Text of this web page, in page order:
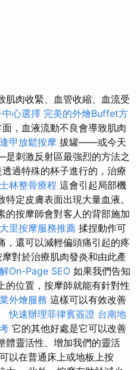
肌肉收緊、血管收縮、血流受
心選擇 完美的外燴Buffet方
面，血液流動不良會導致肌肉
逢甲放鬆按摩 拔罐——或今天
刺激反射區最強烈的方法之
過特殊的杯子進行的，治療
士林整骨療程 這會引起局部機
定皮膚表面出現大量血液。
的按摩師會對客人的背部施加
大里按摩服務推薦 揉捏動作可
，還可以減輕偏頭痛引起的疼
對於治療肌肉發炎和由此產
On-Page SEO 如果我們告知
的位置，按摩師就能有針對性
外燴服務 這樣可以有效改善
快速辦理菲律賓簽證 台南地
它的其他好處是它可以改善
體靈活性、增加我們的靈活
以在普通床上或地板上按